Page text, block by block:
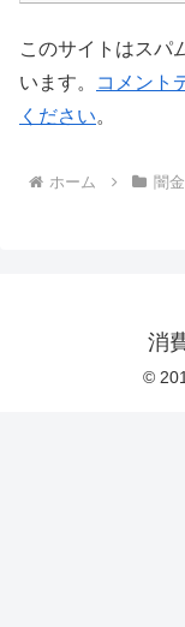
このサイトはスパ
います。
コメント
ください。
ホーム 闇金
消
©